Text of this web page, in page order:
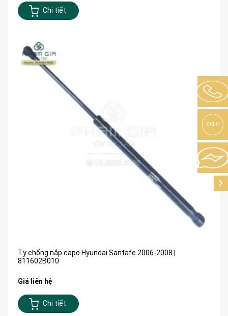
Chi tiết
Ty chống nắp capo Hyundai Santafe 2006-2008 |
811602B010
Giá liên hệ
Chi tiết
ZALO